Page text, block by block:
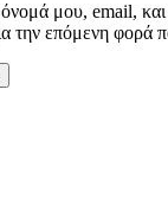
μου, email, και
την επόμενη φορά